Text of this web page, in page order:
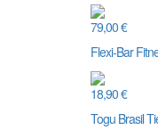
79,00 €
Flexi-Bar
18,90 €
Togu Brasil